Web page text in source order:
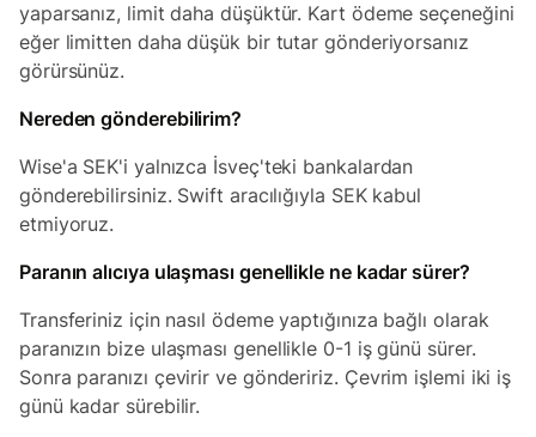
yaparsanız, limit daha düşüktür. Kart ödeme seçeneğini
eğer limitten daha düşük bir tutar gönderiyorsanız
görürsünüz.
Nereden gönderebilirim?
Wise'a SEK'i yalnızca İsveç'teki bankalardan
gönderebilirsiniz. Swift aracılığıyla SEK kabul
etmiyoruz.
Paranın alıcıya ulaşması genellikle ne kadar sürer?
Transferiniz için nasıl ödeme yaptığınıza bağlı olarak
paranızın bize ulaşması genellikle 0-1 iş günü sürer.
Sonra paranızı çevirir ve göndeririz. Çevrim işlemi iki iş
günü kadar sürebilir.